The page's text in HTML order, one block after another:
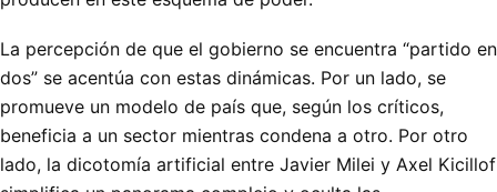
La percepción de que el gobierno se encuentra “partido en
dos” se acentúa con estas dinámicas. Por un lado, se
promueve un modelo de país que, según los críticos,
beneficia a un sector mientras condena a otro. Por otro
lado, la dicotomía artificial entre Javier Milei y Axel Kicillof